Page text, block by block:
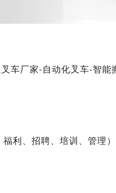
车厂家-自动化叉车-智
利、招聘、培训、管理